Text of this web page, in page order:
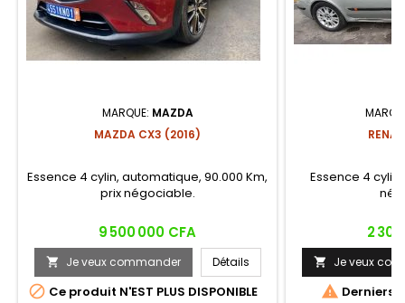
MARQUE: MAZDA
MAZDA CX3 (2016)
Essence 4 cylin, automatique, 90.000 Km,
prix négociable.
Prix
9 500 000 CFA
 Je veux commander Détails
 Ce produit N'EST PLUS DISPONIBLE
Essence 4
Prix
2
 Je veux
 Derniers